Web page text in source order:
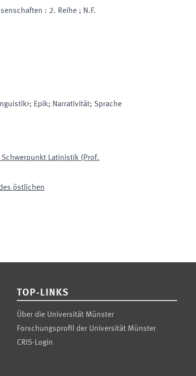
: 2. Reihe ; N.F.
Epik; Narrativität; Sprache
Latinistik (Prof.
östlichen
TOP-LINKS
Über die Universität Münster
Forschungsprofil der Universität Münster
CRIS-Login